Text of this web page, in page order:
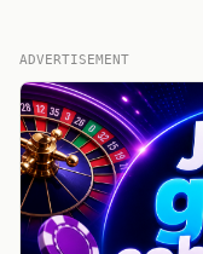
ADVERTISEMENT